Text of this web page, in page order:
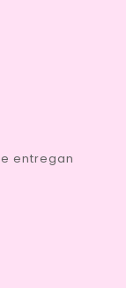
entregan